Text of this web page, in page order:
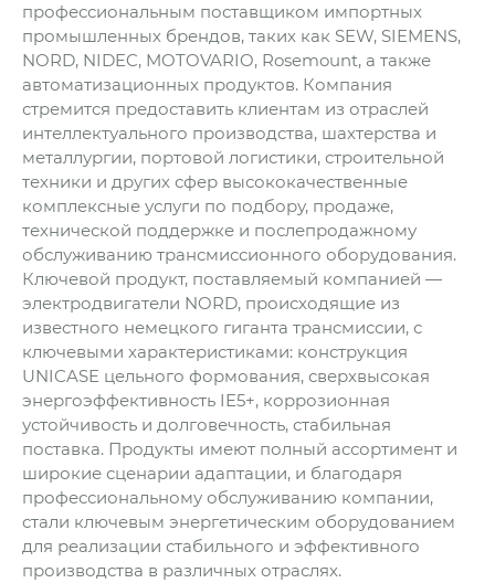
профессиональным поставщиком импортных
промышленных брендов, таких как SEW, SIEMENS,
NORD, NIDEC, MOTOVARIO, Rosemount, а также
автоматизационных продуктов. Компания
стремится предоставить клиентам из отраслей
интеллектуального производства, шахтерства и
металлургии, портовой логистики, строительной
техники и других сфер высококачественные
комплексные услуги по подбору, продаже,
технической поддержке и послепродажному
обслуживанию трансмиссионного оборудования.
Ключевой продукт, поставляемый компанией —
электродвигатели NORD, происходящие из
известного немецкого гиганта трансмиссии, с
ключевыми характеристиками: конструкция
UNICASE цельного формования, сверхвысокая
энергоэффективность IE5+, коррозионная
устойчивость и долговечность, стабильная
поставка. Продукты имеют полный ассортимент и
широкие сценарии адаптации, и благодаря
профессиональному обслуживанию компании,
стали ключевым энергетическим оборудованием
для реализации стабильного и эффективного
производства в различных отраслях.